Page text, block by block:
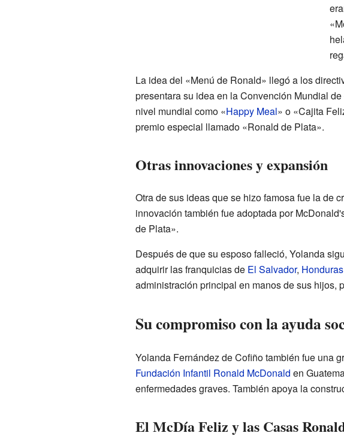
La idea del «Menú de Ronald» llegó a los
presentara su idea en la Convención Mundial
nivel mundial como «Happy Meal» o «Cajita
premio especial llamado «Ronald de Plata».
Otras innovaciones y expansión
Otra de sus ideas que se hizo famosa fue la de
innovación también fue adoptada por
de Plata».
Después de que su esposo falleció, Yolanda
adquirir las franquicias de El Salvador, Honduras
administración principal en manos de sus hijos,
Su compromiso con la ayuda
Yolanda Fernández de Cofiño también fue una
Fundación Infantil Ronald McDonald en
enfermedades graves. También apoya la
El McDía Feliz y las Casas